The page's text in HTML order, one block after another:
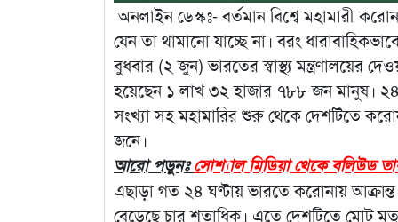
অনলাইন ডেস্কঃ- বর্তমান বিশ্বে মহামারী
যেন তা থামানো যাচ্ছে না। বরং
বুধবার (২ জুন) ভারতের স্বাস্থ্য মন্ত্রণালয়ের
হয়েছেন ১ লাখ ৩২ হাজার ৭৮৮ জন মানুষ। ২৪
সংখ্যা সহ মহামারির শুরু থেকে দেশটিতে
জনে।
আরো পড়ুনঃসোশ্যাল মিডিয়া থেকে বলিউড
এছাড়া গত ২৪ ঘণ্টায় ভারতে করোনায়
বেড়েছে চার শতাধিক। এতে দেশটিতে মোট